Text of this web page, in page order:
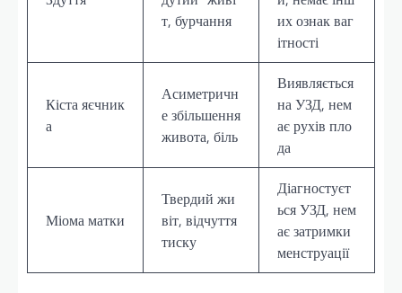
т, бурчання
их ознак ваг
ітності
Кіста яєчник
а
Асиметричн
е збільшення
живота, біль
Виявляється
на УЗД, нем
ає рухів пло
да
Міома матки
Твердий жи
віт, відчуття
тиску
Діагностуєт
ься УЗД, нем
ає затримки
менструації